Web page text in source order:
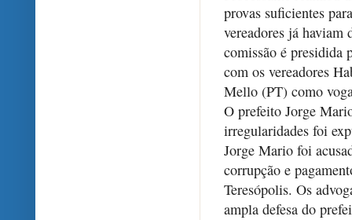
provas suficientes
vereadores já
comissão é presidida
com os vereadores
Mello (PT) como
O prefeito Jorge
irregularidades foi
Jorge Mario foi
corrupção e
Teresópolis. Os
ampla defesa do